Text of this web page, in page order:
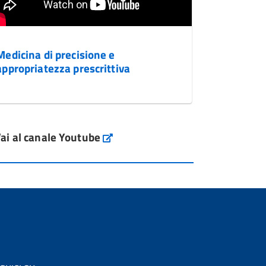
di precisione e
prescrittiva
al canale Youtube